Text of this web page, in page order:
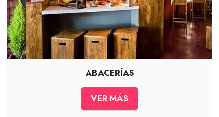
ABACERÍAS
VER MÁS